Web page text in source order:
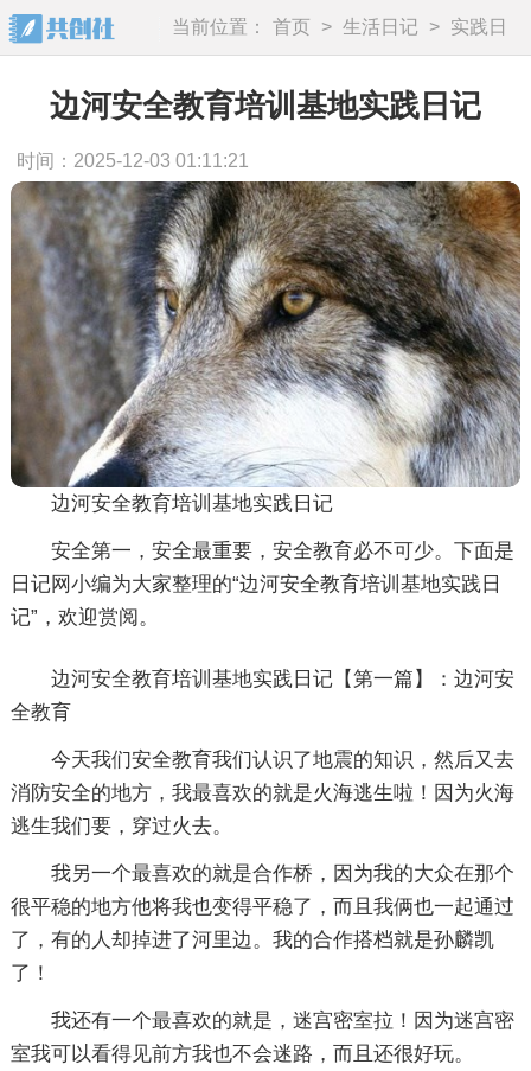
当前位置： 首页 > 生活日记 >
实践日
记
边河安全教育培训基地实践日记
时间：2025-12-03 01:11:21
边河安全教育培训基地实践日记
安全第一，安全最重要，安全教育必不可少。下面是
日记网小编为大家整理的“边河安全教育培训基地实践日
记”，欢迎赏阅。
边河安全教育培训基地实践日记【第一篇】：边河安
全教育
今天我们安全教育我们认识了地震的知识，然后又去
消防安全的地方，我最喜欢的就是火海逃生啦！因为火海
逃生我们要，穿过火去。
我另一个最喜欢的就是合作桥，因为我的大众在那个
很平稳的地方他将我也变得平稳了，而且我俩也一起通过
了，有的人却掉进了河里边。我的合作搭档就是孙麟凯
了！
我还有一个最喜欢的就是，迷宫密室拉！因为迷宫密
室我可以看得见前方我也不会迷路，而且还很好玩。